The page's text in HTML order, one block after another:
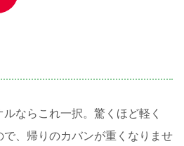
ならこれ一択。驚くほど軽く
、帰りのカバンが重くなりませ